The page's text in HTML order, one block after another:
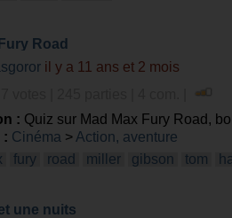
Road
il y a 11 ans et 2 mois
: Quiz sur Mad Max Fury Road,
: Cinéma > Action, aventure
fury road miller gibson tom
une nuits